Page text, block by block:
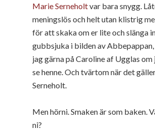
Marie Serneholtvar bara snygg.
meningslös och helt utan klistrig
för att skaka om er lite och slänga
gubbsjuka i bilden av Abbepappan,
jag gärna på Caroline af Ugglas
se henne. Och tvärtom när det
Serneholt.
Men hörni. Smaken är som baken.
ni?